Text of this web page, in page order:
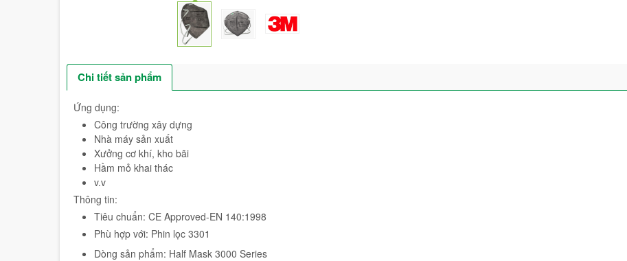
Chi tiết sản phẩm
Ứng dụng:
Công trường xây dựng
Nhà máy sản xuất
Xưởng cơ khí, kho bãi
Hầm mỏ khai thác
v.v
Thông tin:
Tiêu chuẩn: CE Approved-EN 140:1998
Phù hợp với: Phin lọc 3301
Dòng sản phẩm: Half Mask 3000 Series